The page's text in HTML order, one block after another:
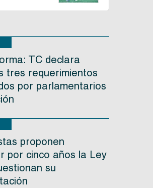
TC declara
tres requerimientos
por parlamentarios
proponen
por cinco años la Ley
su